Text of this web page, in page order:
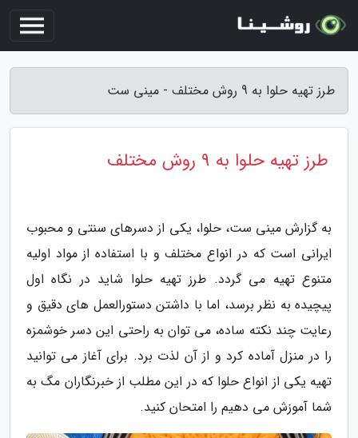
طرز تهیه حلوا به 9 روش مختلف - مینی ست
طرز تهیه حلوا به 9 روش مختلف
به گزارش مینی ست، حلوا، یکی از دسرهای سنتی و محبوب
ایرانی است که در انواع مختلف و با استفاده از مواد اولیه
متنوع تهیه می گردد. طرز تهیه حلوا شاید در نگاه اول
پیچیده به نظر برسد، اما با داشتن دستورالعمل های دقیق و
رعایت چند نکته ساده، می توان به راحتی این دسر خوشمزه
را در منزل آماده کرد و از آن لذت برد. برای آغاز می توانید
تهیه یکی از انواع حلوا که در این مطلب از خبرنگاران مگ به
شما آموزش می دهیم را امتحان کنید.